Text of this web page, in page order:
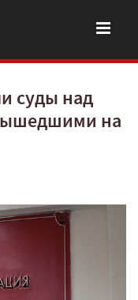
суды над
на